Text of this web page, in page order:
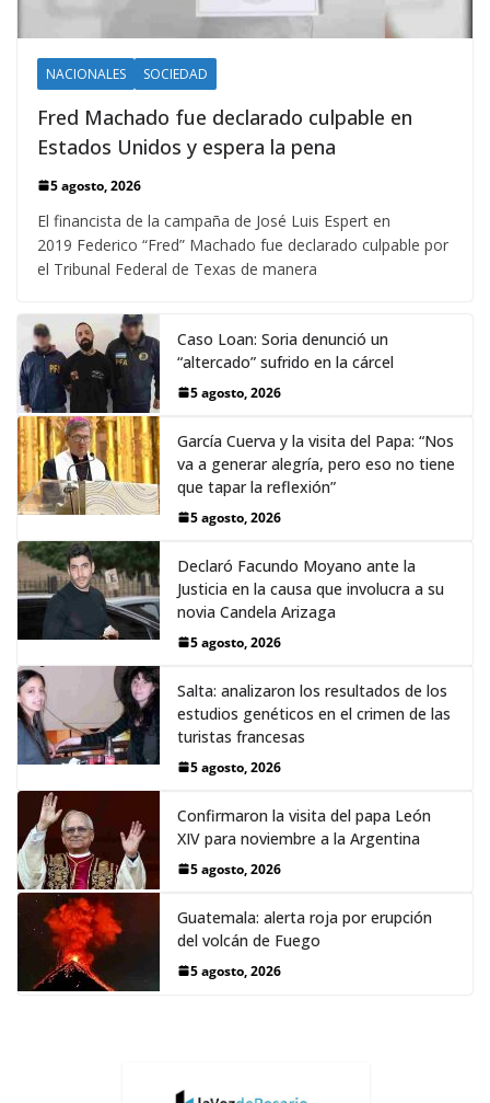
NACIONALES SOCIEDAD
Fred Machado fue declarado culpable en
Estados Unidos y espera la pena
5 agosto, 2026
El financista de la campaña de José Luis Espert en
2019 Federico “Fred” Machado fue declarado culpable por
el Tribunal Federal de Texas de manera
Caso Loan: Soria denunció un
“altercado” sufrido en la cárcel
5 agosto, 2026
García Cuerva y la visita del Papa: “Nos
va a generar alegría, pero eso no tiene
que tapar la reflexión”
5 agosto, 2026
Declaró Facundo Moyano ante la
Justicia en la causa que involucra a su
novia Candela Arizaga
5 agosto, 2026
Salta: analizaron los resultados de los
estudios genéticos en el crimen de las
turistas francesas
5 agosto, 2026
Confirmaron la visita del papa León
XIV para noviembre a la Argentina
5 agosto, 2026
Guatemala: alerta roja por erupción
del volcán de Fuego
5 agosto, 2026